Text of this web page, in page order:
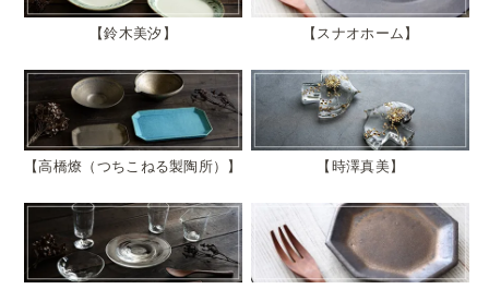
鈴木美汐 スナオホーム
高橋燎（つちこねる製陶所） 時澤真美